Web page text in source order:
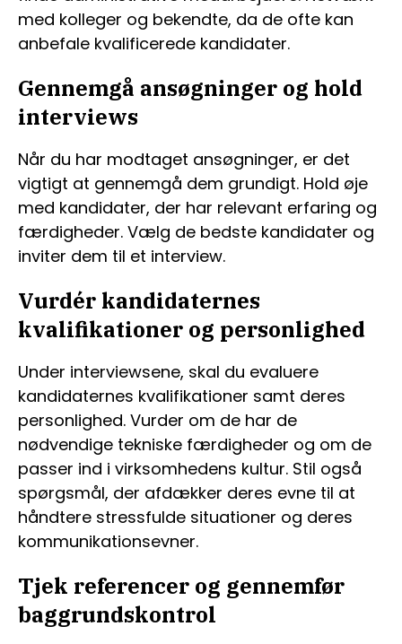
med kolleger og bekendte, da de ofte kan
anbefale kvalificerede kandidater.
Gennemgå ansøgninger og hold
interviews
Når du har modtaget ansøgninger, er det
vigtigt at gennemgå dem grundigt. Hold øje
med kandidater, der har relevant erfaring og
færdigheder. Vælg de bedste kandidater og
inviter dem til et interview.
Vurdér kandidaternes
kvalifikationer og personlighed
Under interviewsene, skal du evaluere
kandidaternes kvalifikationer samt deres
personlighed. Vurder om de har de
nødvendige tekniske færdigheder og om de
passer ind i virksomhedens kultur. Stil også
spørgsmål, der afdækker deres evne til at
håndtere stressfulde situationer og deres
kommunikationsevner.
Tjek referencer og gennemfør
baggrundskontrol